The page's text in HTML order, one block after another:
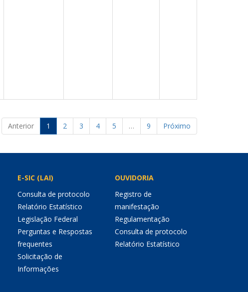
Anterior
1 2 3 4 5 … 9 Próximo
E-SIC (LAI)
Consulta de protocolo
Relatório Estatístico
Legislação Federal
Perguntas e Respostas
frequentes
Solicitação de
Informações
OUVIDORIA
Registro de
manifestação
Regulamentação
Consulta de protocolo
Relatório Estatístico